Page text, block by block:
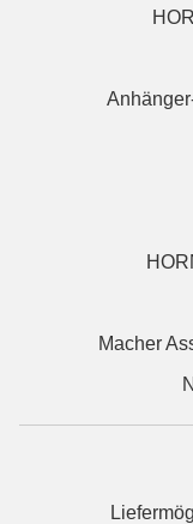
Macher